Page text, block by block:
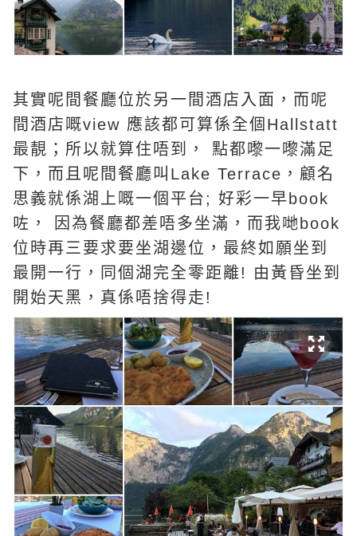
其實呢間餐廳位於另一間酒店入面，而呢
間酒店嘅view 應該都可算係全個Hallstatt
最靚；所以就算住唔到， 點都嚟一嚟滿足
下，而且呢間餐廳叫Lake Terrace，顧名
思義就係湖上嘅一個平台; 好彩一早book
咗， 因為餐廳都差唔多坐滿，而我哋book
位時再三要求要坐湖邊位，最終如願坐到
最開一行，同個湖完全零距離! 由黃昏坐到
開始天黑，真係唔捨得走!